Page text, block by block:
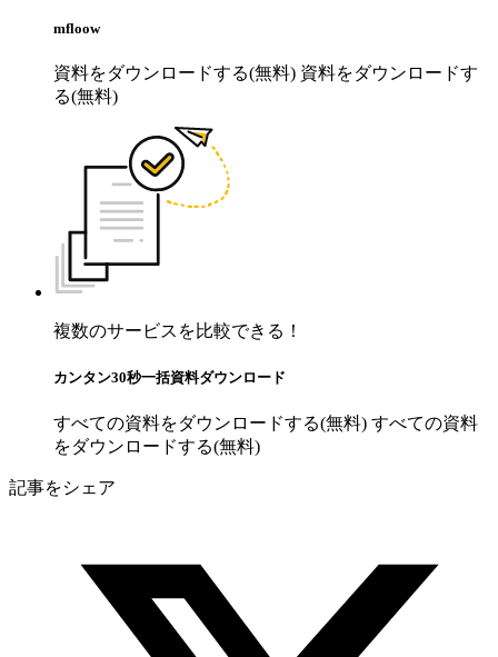
mfloow
資料をダウンロードする(無料) 資料をダウンロードす
る(無料)
複数のサービスを比較できる！
カンタン30秒一括資料ダウンロード
すべての資料をダウンロードする(無料) すべての資料
をダウンロードする(無料)
記事をシェア